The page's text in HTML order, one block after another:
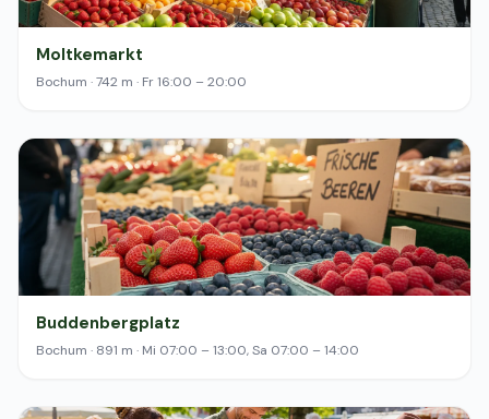
Moltkemarkt
Bochum · 742 m · Fr 16:00 – 20:00
Buddenbergplatz
Bochum · 891 m · Mi 07:00 – 13:00, Sa 07:00 – 14:00